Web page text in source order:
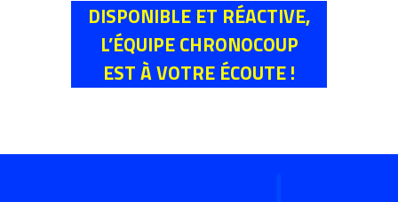
DISPONIBLE ET RÉACTIVE,
L’ÉQUIPE CHRONOCOUP
EST À VOTRE ÉCOUTE !